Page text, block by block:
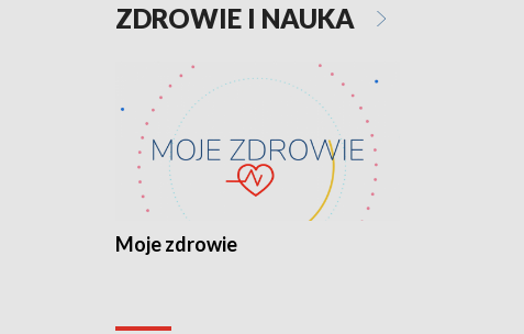
ZDROWIE I NAUKA
Moje zdrowie